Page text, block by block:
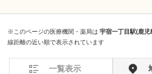
※このページの医療機関・薬局は 宇宿一丁目駅(鹿児
線距離の近い順で表示されています
一覧表示